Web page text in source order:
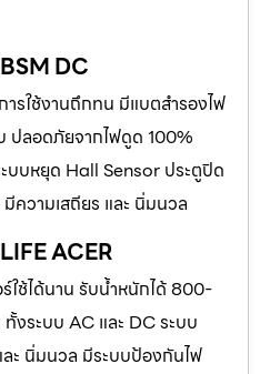
DC
ารใช้งานถึกทน มีแบตสำรองไฟ
ปลอดภัยจากไฟดูด 100%
บบหยุด Hall Sensor ประตูปิด
ความเสถียร และ นิ่มนวล
ACER
ใช้ได้นาน รับน้ำหนักได้ 800-
งระบบ AC และ DC ระบบ
ะ นิ่มนวล มีระบบป้องกันไฟ